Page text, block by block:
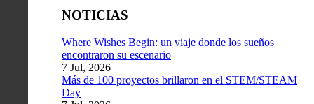
NOTICIAS
Where Wishes Begin: un viaje donde los sueños
encontraron su escenario
7 Jul, 2026
Más de 100 proyectos brillaron en el STEM/STEAM
Day